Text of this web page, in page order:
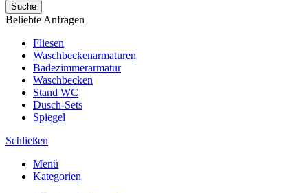
Suche
Beliebte Anfragen
Fliesen
Waschbeckenarmaturen
Badezimmerarmatur
Waschbecken
Stand WC
Dusch-Sets
Spiegel
Schließen
Menü
Kategorien